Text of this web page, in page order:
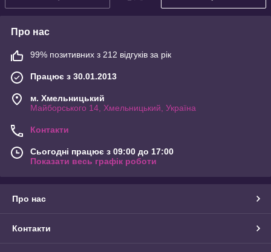
Про нас
99% позитивних з 212 відгуків за рік
Працює з 30.01.2013
м. Хмельницький
Майборського 14, Хмельницький, Україна
Контакти
Сьогодні працює з 09:00 до 17:00
Показати весь графік роботи
Про нас
Контакти